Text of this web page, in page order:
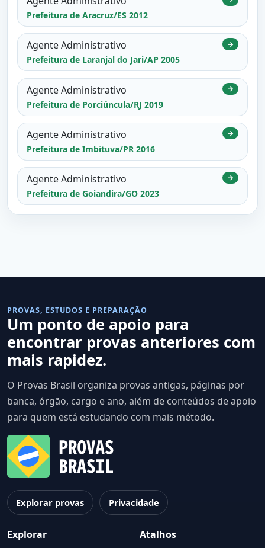
Prefeitura de Aracruz/ES 2012
Agente Administrativo
Prefeitura de Laranjal do Jari/AP 2005
→
Agente Administrativo
Prefeitura de Porciúncula/RJ 2019
→
Agente Administrativo
Prefeitura de Imbituva/PR 2016
→
Agente Administrativo
Prefeitura de Goiandira/GO 2023
→
PROVAS, ESTUDOS E PREPARAÇÃO
Um ponto de apoio para
encontrar provas anteriores com
mais rapidez.
O Provas Brasil organiza provas antigas, páginas por
banca, órgão, cargo e ano, além de conteúdos de apoio
para quem está estudando com mais método.
Explorar provas Privacidade
Explorar
Atalhos